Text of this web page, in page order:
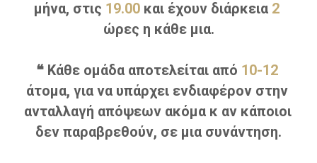
μήνα, στις 19.00 και έχουν διάρκεια 2
ώρες η κάθε μια.
❝ Κάθε ομάδα αποτελείται από 10-12
άτομα, για να υπάρχει ενδιαφέρον στην
ανταλλαγή απόψεων ακόμα κ αν κάποιοι
δεν παραβρεθούν, σε μια συνάντηση.